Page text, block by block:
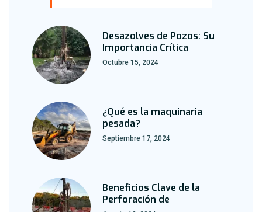
Desazolves de Pozos: Su
Importancia Crítica
Octubre 15, 2024
¿Qué es la maquinaria
pesada?
Septiembre 17, 2024
Beneficios Clave de la
Perforación de